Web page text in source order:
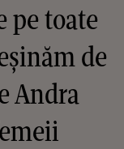
pe toate
de
Andra